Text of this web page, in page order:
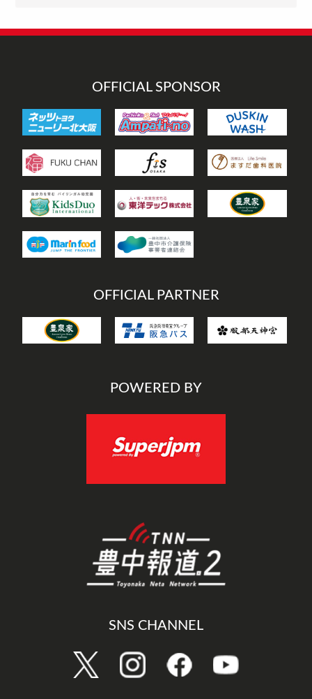
リ
OFFICIAL SPONSOR
OFFICIAL PARTNER
POWERED BY
SNS CHANNEL